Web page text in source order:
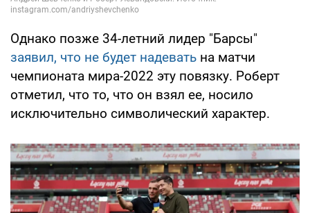
Однако позже 34-летний лидер "Барсы"
заявил, что не будет надевать на матчи
чемпионата мира-2022 эту повязку. Роберт
отметил, что то, что он взял ее, носило
исключительно символический характер.